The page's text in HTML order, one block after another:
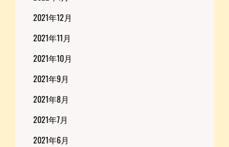
2021年12月
2021年11月
2021年10月
2021年9月
2021年8月
2021年7月
2021年6月